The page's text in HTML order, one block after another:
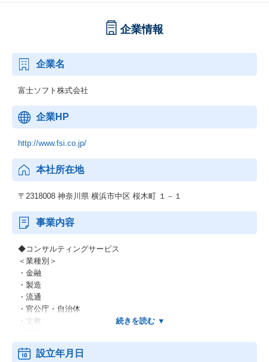
企業情報
企業名
富士ソフト株式会社
企業HP
http://www.fsi.co.jp/
本社所在地
〒2318008 神奈川県 横浜市中区 桜木町 １－１
事業内容
◆コンサルティングサービス
＜業種別＞
・金融
・製造
・流通
・官公庁・自治体
・文教
・他
＜業務別＞
設立年月日